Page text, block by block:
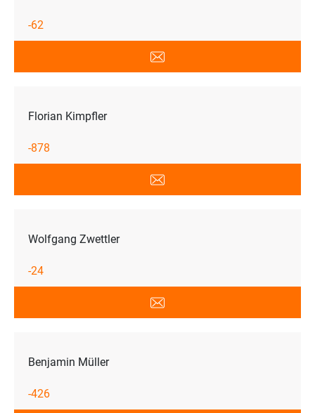
-62
Florian Kimpfler
-878
Wolfgang Zwettler
-24
Benjamin Müller
-426